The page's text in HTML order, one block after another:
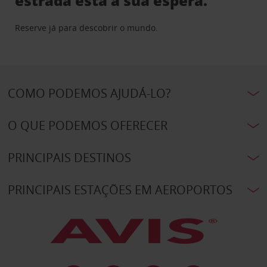
Reserve já para descobrir o mundo.
COMO PODEMOS AJUDÁ-LO?
O QUE PODEMOS OFERECER
PRINCIPAIS DESTINOS
PRINCIPAIS ESTAÇÕES EM AEROPORTOS